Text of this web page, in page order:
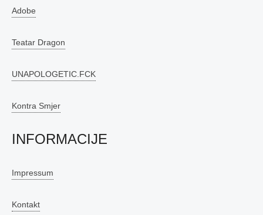
Adobe
Teatar Dragon
UNAPOLOGETIC.FCK
Kontra Smjer
INFORMACIJE
Impressum
Kontakt